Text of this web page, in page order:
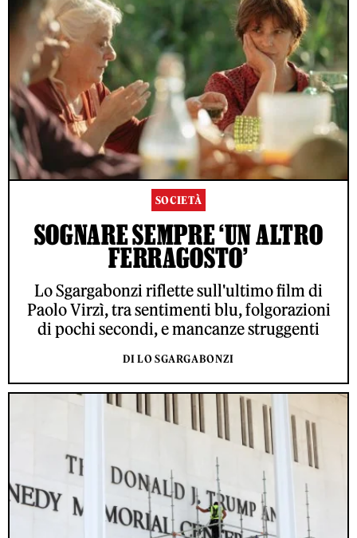
SOCIETÀ
SOGNARE SEMPRE ‘UN ALTRO
FERRAGOSTO’
Lo Sgargabonzi riflette sull'ultimo film di
Paolo Virzì, tra sentimenti blu, folgorazioni
di pochi secondi, e mancanze struggenti
DI LO SGARGABONZI